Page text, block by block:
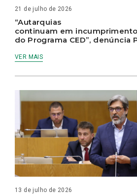
21 de julho de 2026
“Autarquias
continuam em incumprimento
do Programa CED”, denúncia
VER MAIS
13 de julho de 2026